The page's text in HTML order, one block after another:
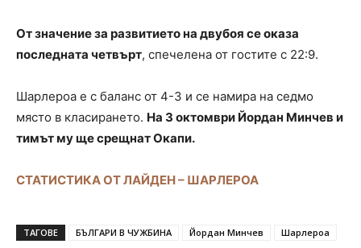
От значение за развитието на двубоя се оказа
последната четвърт, спечелена от гостите с 22:9.
Шарлероа е с баланс от 4-3 и се намира на седмо
място в класирането. На 3 октомври Йордан Минчев и
тимът му ще срещнат Окапи.
СТАТИСТИКА ОТ ЛАЙДЕН – ШАРЛЕРОА
ТАГОВЕ БЪЛГАРИ В ЧУЖБИНА Йордан Минчев Шарлероа